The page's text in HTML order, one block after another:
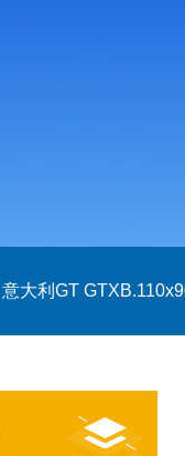
意大利GT